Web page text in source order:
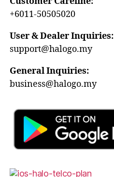
+6011-50505020
User & Dealer Inquiries:
support@halogo.my
General Inquiries:
business@halogo.my